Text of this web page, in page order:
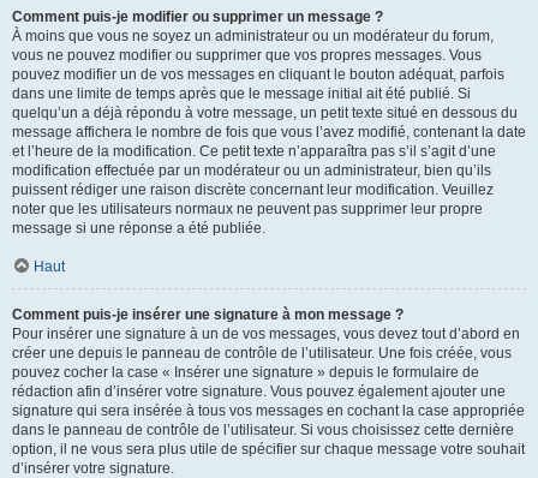
Comment puis-je modifier ou supprimer un message ?
À moins que vous ne soyez un administrateur ou un modérateur du forum,
vous ne pouvez modifier ou supprimer que vos propres messages. Vous
pouvez modifier un de vos messages en cliquant le bouton adéquat, parfois
dans une limite de temps après que le message initial ait été publié. Si
quelqu’un a déjà répondu à votre message, un petit texte situé en dessous du
message affichera le nombre de fois que vous l’avez modifié, contenant la date
et l’heure de la modification. Ce petit texte n’apparaîtra pas s’il s’agit d’une
modification effectuée par un modérateur ou un administrateur, bien qu’ils
puissent rédiger une raison discrète concernant leur modification. Veuillez
noter que les utilisateurs normaux ne peuvent pas supprimer leur propre
message si une réponse a été publiée.
Haut
Comment puis-je insérer une signature à mon message ?
Pour insérer une signature à un de vos messages, vous devez tout d’abord en
créer une depuis le panneau de contrôle de l’utilisateur. Une fois créée, vous
pouvez cocher la case « Insérer une signature » depuis le formulaire de
rédaction afin d’insérer votre signature. Vous pouvez également ajouter une
signature qui sera insérée à tous vos messages en cochant la case appropriée
dans le panneau de contrôle de l’utilisateur. Si vous choisissez cette dernière
option, il ne vous sera plus utile de spécifier sur chaque message votre souhait
d’insérer votre signature.